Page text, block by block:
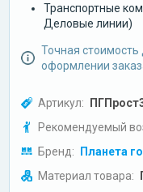
Транспортные
Деловые линии)
Точная стоимость
оформлении
Артикул:
Рекомендуемый
Бренд: Планета
Материал товара: